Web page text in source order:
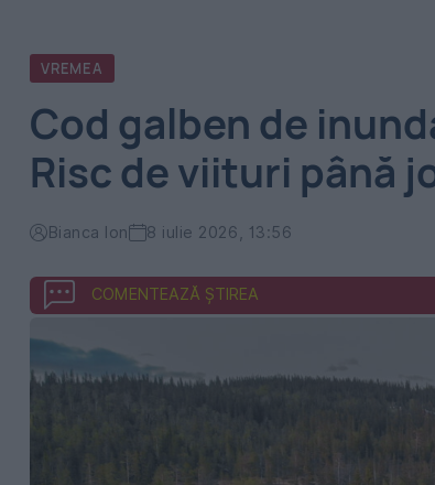
VREMEA
Cod galben de
Risc de viituri până
Bianca Ion 8 iulie 2026, 13:56
COMENTEAZĂ ȘTIREA